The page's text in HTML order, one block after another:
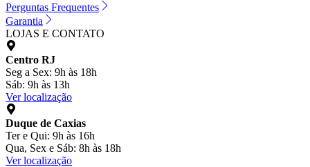
Perguntas Frequentes
Garantia
LOJAS E CONTATO
Centro RJ
Seg a Sex: 9h às 18h
Sáb: 9h às 13h
Ver localização
Duque de Caxias
Ter e Qui: 9h às 16h
Qua, Sex e Sáb: 8h às 18h
Ver localização